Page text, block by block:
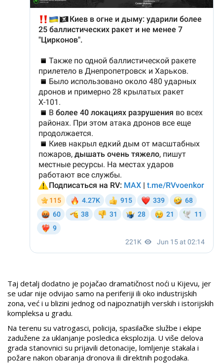
Taj detalj dodatno je pojačao dramatičnost noći u Kijevu, jer
se udar nije odvijao samo na periferiji ili oko industrijskih
zona, već i u blizini jednog od najpoznatijih verskih i istorijskih
kompleksa u gradu.
Na terenu su vatrogasci, policija, spasilačke službe i ekipe
zadužene za uklanjanje posledica eksplozija. U više delova
grada stanovnici su prijavili detonacije, lomljenje stakala i
požare nakon obaranja dronova ili direktnih pogodaka.